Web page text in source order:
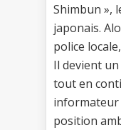
Shimbun »,
japonais.
police
Il devient
tout en
informateur
position